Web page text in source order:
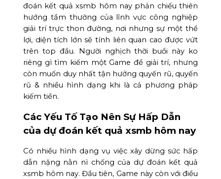
đoán kết quả xsmb hôm nay phản chiếu thiên
hướng tầm thường của lĩnh vực công nghiệp
giải trí trực thon đường, nơi nhưng sự một thể
lợi, diện tích lớn sẽ tính liên quan cao được vứt
trên top đầu. Người nghịch thời buổi này ko
riêng gì tìm kiếm một Game để giải trí, nhưng
còn muốn duy nhất tận hưởng quyến rũ, quyến
rũ & nhiều hình dạng khi là cả phương pháp
kiếm tiền.
Các Yếu Tố Tạo Nên Sự Hấp Dẫn
của dự đoán kết quả xsmb hôm nay
Có nhiều hình dạng vụ việc xây dừng sức hấp
dẫn nặng nằn nì chống của dự đoán kết quả
xsmb hôm nay. Đầu tiên, Game này còn với điều